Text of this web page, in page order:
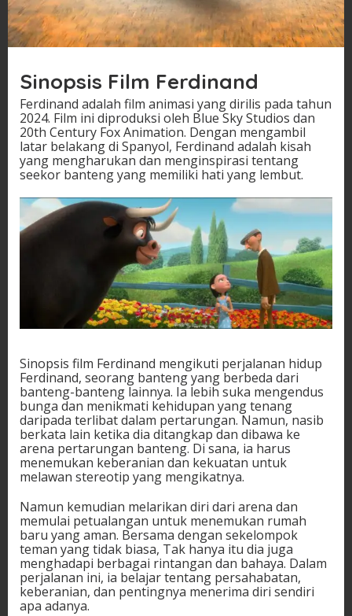
Sinopsis Film Ferdinand
Ferdinand adalah film animasi yang dirilis pada tahun
2024. Film ini diproduksi oleh Blue Sky Studios dan
20th Century Fox Animation. Dengan mengambil
latar belakang di Spanyol, Ferdinand adalah kisah
yang mengharukan dan menginspirasi tentang
seekor banteng yang memiliki hati yang lembut.
Sinopsis film Ferdinand mengikuti perjalanan hidup
Ferdinand, seorang banteng yang berbeda dari
banteng-banteng lainnya. Ia lebih suka mengendus
bunga dan menikmati kehidupan yang tenang
daripada terlibat dalam pertarungan. Namun, nasib
berkata lain ketika dia ditangkap dan dibawa ke
arena pertarungan banteng. Di sana, ia harus
menemukan keberanian dan kekuatan untuk
melawan stereotip yang mengikatnya.
Namun kemudian melarikan diri dari arena dan
memulai petualangan untuk menemukan rumah
baru yang aman. Bersama dengan sekelompok
teman yang tidak biasa, Tak hanya itu dia juga
menghadapi berbagai rintangan dan bahaya. Dalam
perjalanan ini, ia belajar tentang persahabatan,
keberanian, dan pentingnya menerima diri sendiri
apa adanya.